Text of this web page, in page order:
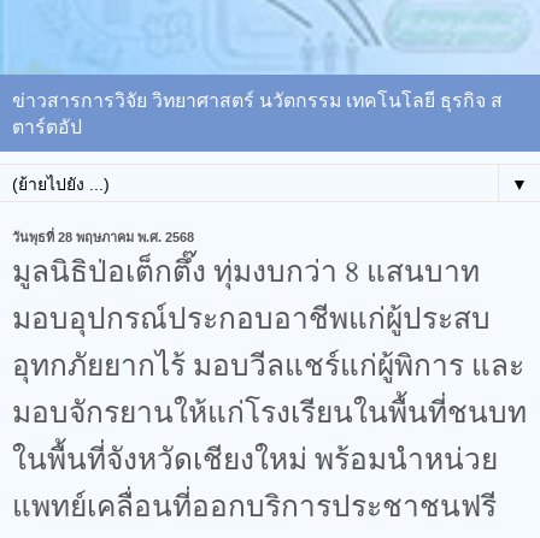
ข่าวสารการวิจัย วิทยาศาสตร์ นวัตกรรม เทคโนโลยี ธุรกิจ ส
ตาร์ตอัป
▼
วันพุธที่ 28 พฤษภาคม พ.ศ. 2568
มูลนิธิป่อเต็กตึ๊ง ทุ่มงบกว่า 8 แสนบาท
มอบอุปกรณ์ประกอบอาชีพแก่ผู้ประสบ
อุทกภัยยากไร้ มอบวีลแชร์แก่ผู้พิการ และ
มอบจักรยานให้แก่โรงเรียนในพื้นที่ชนบท
ในพื้นที่จังหวัดเชียงใหม่ พร้อมนำหน่วย
แพทย์เคลื่อนที่ออกบริการประชาชนฟรี